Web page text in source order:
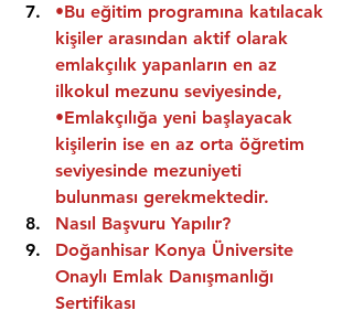
•Bu eğitim programına katılacak
kişiler arasından aktif olarak
emlakçılık yapanların en az
ilkokul mezunu seviyesinde,
•Emlakçılığa yeni başlayacak
kişilerin ise en az orta öğretim
seviyesinde mezuniyeti
bulunması gerekmektedir.
Nasıl Başvuru Yapılır?
Doğanhisar Konya Üniversite
Onaylı Emlak Danışmanlığı
Sertifikası